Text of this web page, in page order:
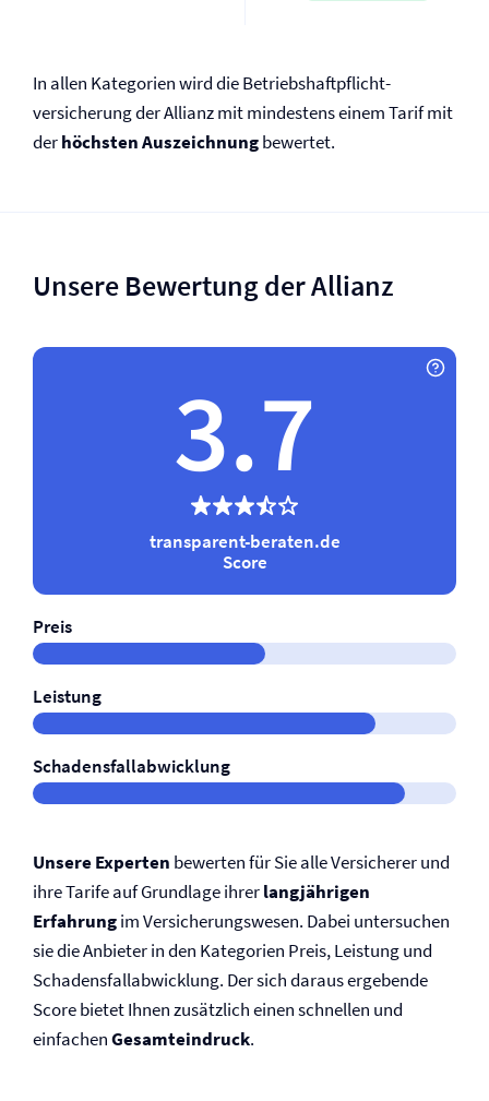
In allen Kategorien wird die Betriebs­haftpflicht­
versicherung der Allianz mit mindestens einem Tarif mit
derhöchsten Auszeichnungbewertet.
Unsere Bewertung der Allianz
3.7
transparent-beraten.de
Score
Preis
Leistung
Schadensfallabwicklung
Unsere Experten bewerten für Sie alle Versicherer und
ihre Tarife auf Grundlage ihrerlangjährigen
Erfahrungim Versicherungswesen. Dabei untersuchen
sie die Anbieter in den Kategorien Preis, Leistung und
Schadensfallabwicklung. Der sich daraus ergebende
Score bietet Ihnen zusätzlich einen schnellen und
einfachenGesamteindruck.